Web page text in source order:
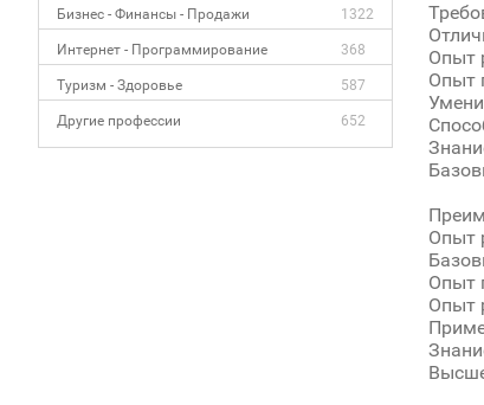
Бизнес - Финансы - Продажи 1322
Интернет - Программирование 368
Туризм - Здоровье 587
Другие профессии 652
Опыт
Опыт
Опыт
Опыт
Опыт